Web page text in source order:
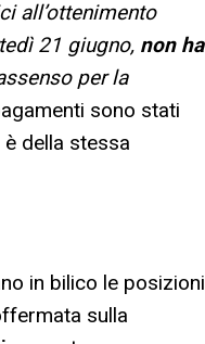
all’ottenimento
21 giugno, non ha
per la
sono stati
della stessa
in bilico le posizioni
sulla